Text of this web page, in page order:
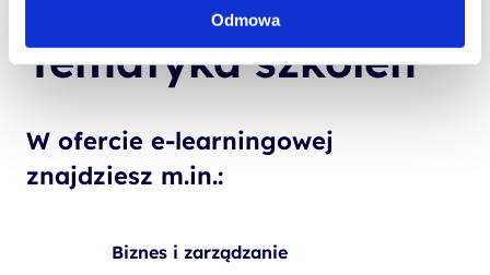
Odmowa
Tematyka szkoleń
W ofercie e-learningowej
znajdziesz m.in.:
Biznes i zarządzanie